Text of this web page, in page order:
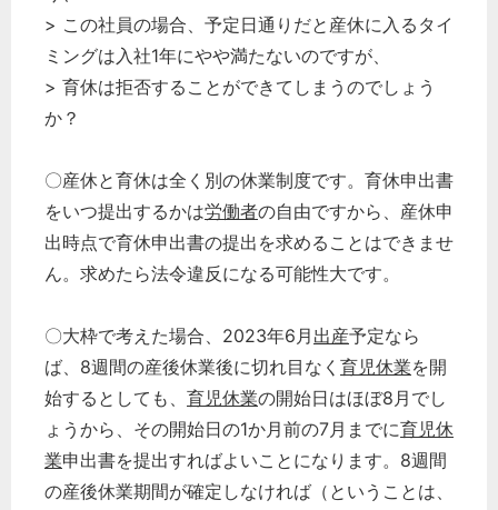
> この社員の場合、予定日通りだと産休に入るタイ
ミングは入社1年にやや満たないのですが、
> 育休は拒否することができてしまうのでしょう
か？
〇産休と育休は全く別の休業制度です。育休申出書
をいつ提出するかは労働者の自由ですから、産休申
出時点で育休申出書の提出を求めることはできませ
ん。求めたら法令違反になる可能性大です。
〇大枠で考えた場合、2023年6月 出産予定なら
ば、8週間の産後休業後に切れ目なく 育児休業を開
始するとしても、 育児休業の開始日はほぼ8月でし
ょうから、その開始日の1か月前の7月までに育児休
業申出書を提出すればよいことになります。8週間
の産後休業期間が確定しなければ（ということは、